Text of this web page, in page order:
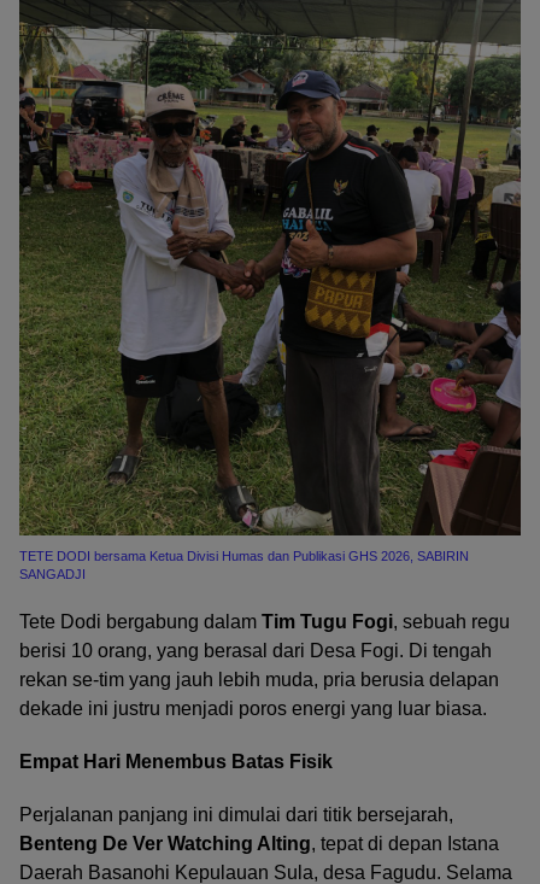
TETE DODI bersama Ketua Divisi Humas dan Publikasi GHS 2026, SABIRIN
SANGADJI
Tete Dodi bergabung dalam Tim Tugu Fogi, sebuah regu
berisi 10 orang, yang berasal dari Desa Fogi. Di tengah
rekan se-tim yang jauh lebih muda, pria berusia delapan
dekade ini justru menjadi poros energi yang luar biasa.
Empat Hari Menembus Batas Fisik
Perjalanan panjang ini dimulai dari titik bersejarah,
Benteng De Ver Watching Alting, tepat di depan Istana
Daerah Basanohi Kepulauan Sula, desa Fagudu. Selama